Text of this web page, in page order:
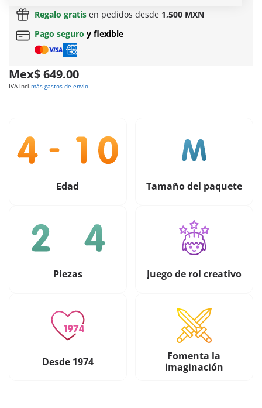
Regalo gratis en pedidos desde 1,500 MXN
Pago seguro y flexible
Mex$ 649.00
IVA incl.más gastos de envío
Edad Tamaño del paquete
Piezas Juego de rol creativo
Desde 1974
Fomenta la
imaginación